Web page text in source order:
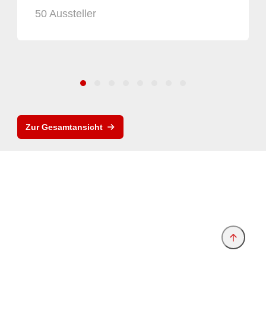
50 Aussteller
Zur Gesamtansicht